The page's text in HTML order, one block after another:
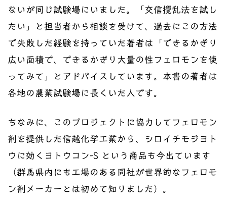
ないが同じ試験場にいました。「交信攪乱法を試し
たい」と担当者から相談を受けて、過去にこの方法
で失敗した経験を持っていた著者は「できるかぎり
広い面積で、できるかぎり大量の性フェロモンを使
ってみて」とアドバイスしています。本書の著者は
各地の農業試験場に長くいた人です。
ちなみに、このプロジェクトに協力してフェロモン
剤を提供した信越化学工業から、シロイチモジヨト
ウに効くヨトウコン-S という商品も今出ています
（群馬県内にも工場のある同社が世界的なフェロモ
ン剤メーカーとは初めて知りました）。